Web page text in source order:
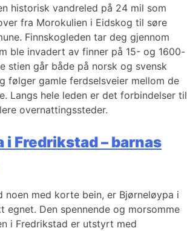
historisk vandreled på 24 mil som
fra Morokulien i Eidskog til søre
Finnskogleden tar deg gjennom
ble invadert av finner på 15- og 1600-
stien går både på norsk og svensk
følger gamle ferdselsveier mellom de
Langs hele leden er det forbindelser til
overnattingssteder.
i Fredrikstad – barnas
noen med korte bein, er Bjørneløypa i
egnet. Den spennende og morsomme
i Fredrikstad er utstyrt med